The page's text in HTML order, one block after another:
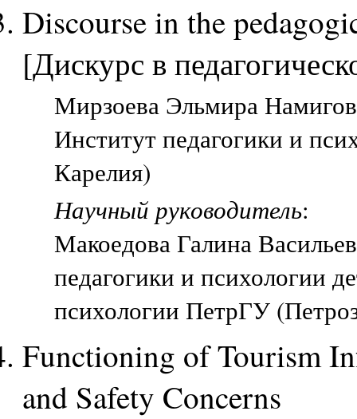
Discourse in the
[Дискурс в
Мирзоева Эльмира
Институт педагогики и
Карелия)
Научный руководитель:
Макоедова Галина
педагогики и психологии
психологии ПетрГУ
Functioning of Tourism
and Safety Concerns